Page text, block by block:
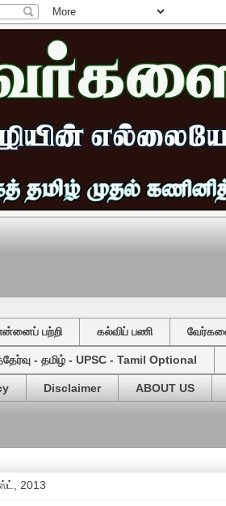
பற்றி கல்விப் பணி
- தமிழ் - UPSC - Tamil Optional
Disclaimer ABOUT US
2013